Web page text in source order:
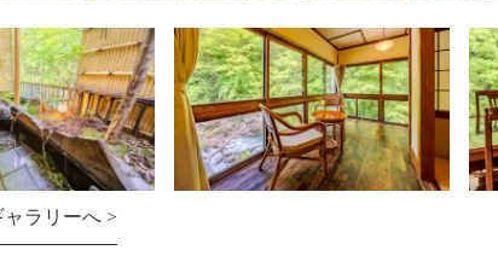
ラリーへ >